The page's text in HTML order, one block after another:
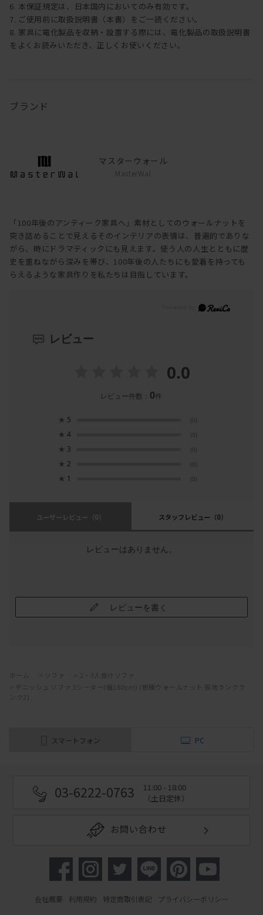
6. 本保証規定は、日本国内においてのみ有効です。
7. ご使用前に取扱説明書（本書）をご一読ください。
8. 家具に電化製品を収納・設置する際には、電化製品の取扱説明書
をよくお読みいただき、正しくお使いください。
ブランド
マスターウォール
MasterWal
「100年後のアンティーク家具へ」素材としてのウォールナットを
突き詰めることで見えるそのインテリアの表情は、普遍的でありな
がら、時にドラマティックにも見えます。使う人の人生とともに歴
史を重ねながら深みを帯び、100年後の人たちにも愛着を持っても
らえるような家具作りを私たちは目指しています。
レビュー
0.0
レビュー件数： 0件
★ 5 (0)
★ 4 (0)
★ 3 (0)
★ 2 (0)
★ 1 (0)
ユーザーレビュー （0） スタッフレビュー （0）
レビューはありません。
レビューを書く
ホーム ソファ
2・3人掛けソファ
デニッシュ ソファ 3シーター(幅180cm) (樹種ウォールナット 張地ランクラ
ンク2)
スマートフォン PC
03-6222-0763
11:00 - 18:00
（土日定休）
お問い合わせ
会社概要 利用規約 特定商取引表記 プライバシーポリシー